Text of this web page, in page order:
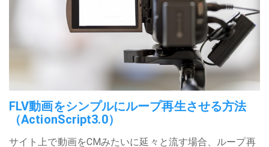
FLV動画をシンプルにループ再生させる方法
（ActionScript3.0）
サイト上で動画をCMみたいに延々と流す場合、ループ再